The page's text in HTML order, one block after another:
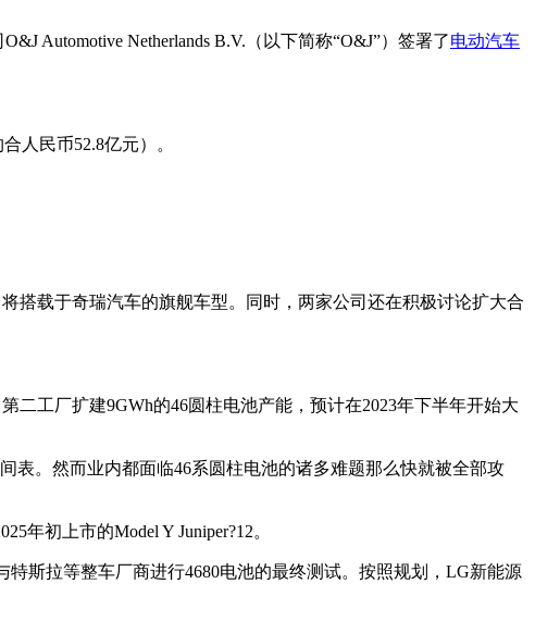
Automotive Netherlands B.V.（以下简称“O&J”）签署了电动汽车
人民币52.8亿元）。
搭载于奇瑞汽车的旗舰车型。同时，两家公司还在积极讨论扩大合
二工厂扩建9GWh的46圆柱电池产能，预计在2023年下半年开始大
表。然而业内都面临46系圆柱电池的诸多难题那么快就被全部攻
年初上市的Model Y Juniper?12。
斯拉等整车厂商进行4680电池的最终测试。按照规划，LG新能源